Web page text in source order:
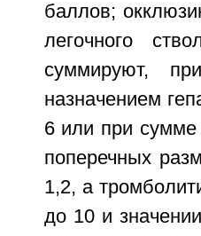
баллов;
легочного
суммируют,
назначением
6 или при
поперечных
1,2, а
до 10 и